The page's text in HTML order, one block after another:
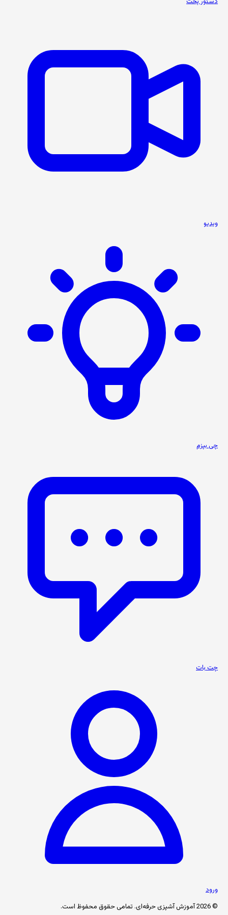
ویدیو
چی بپزم
چت بات
ورود
© 2026 آموزش آشپزی حرفه‌ای. تمامی حقوق محفوظ است.